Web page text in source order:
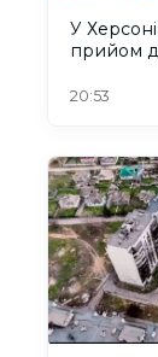
У
прийом
20:53